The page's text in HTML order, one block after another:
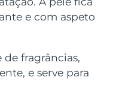
e com aspeto
de fragrâncias,
e serve para